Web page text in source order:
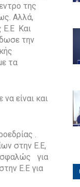
της
Αλλά,
Ε.Ε Και
την
τα
είναι και
.
στην Ε.Ε,
για
Ε.Ε για